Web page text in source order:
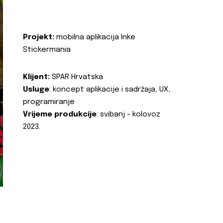
Projekt: mobilna aplikacija Inke
Stickermania
Klijent: SPAR Hrvatska
Usluge: koncept aplikacije i sadržaja, UX,
programiranje
Vrijeme produkcije: svibanj - kolovoz
2023.